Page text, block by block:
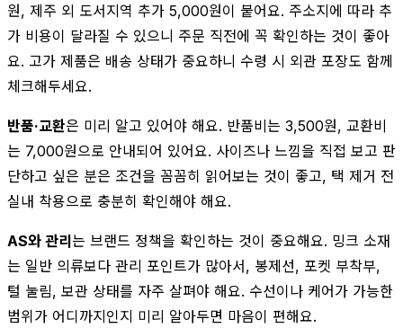
원, 제주 외 도서지역 추가 5,000원이 붙어요. 주소지에 따라 추
가 비용이 달라질 수 있으니 주문 직전에 꼭 확인하는 것이 좋아
요. 고가 제품은 배송 상태가 중요하니 수령 시 외관 포장도 함께
체크해두세요.
반품·교환은 미리 알고 있어야 해요. 반품비는 3,500원, 교환비
는 7,000원으로 안내되어 있어요. 사이즈나 느낌을 직접 보고 판
단하고 싶은 분은 조건을 꼼꼼히 읽어보는 것이 좋고, 택 제거 전
실내 착용으로 충분히 확인해야 해요.
AS와 관리는 브랜드 정책을 확인하는 것이 중요해요. 밍크 소재
는 일반 의류보다 관리 포인트가 많아서, 봉제선, 포켓 부착부,
털 눌림, 보관 상태를 자주 살펴야 해요. 수선이나 케어가 가능한
범위가 어디까지인지 미리 알아두면 마음이 편해요.